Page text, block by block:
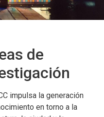
de
impulsa la generación
en torno a la